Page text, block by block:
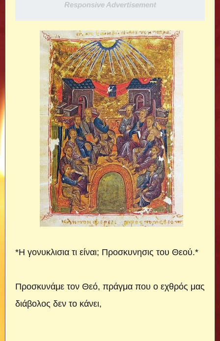
Responsive Advertisement
*Η γονυκλισια τι είναι; Προσκυνησις του Θεού.*
Προσκυνάμε τον Θεό, πράγμα που ο εχθρός μας
διάβολος δεν το κάνει,